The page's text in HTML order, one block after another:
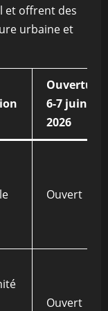
et offrent des
urbaine et
Ouverture
6-7 juin
2026
Ouvert
Ouvert